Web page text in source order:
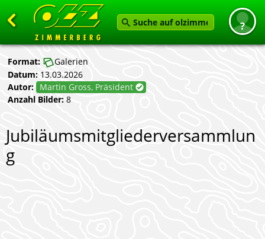
Zurück
Startseite
News
Angebot
Karten
Format:
Galerien
Datum: 13.03.2026
Autor: Martin Gross, Präsident
Anzahl Bilder: 8
Jubiläumsmitgliederversammlun
g